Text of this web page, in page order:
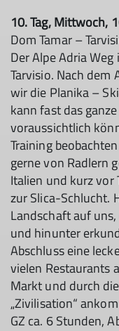
10. Tag, Mittwoch,
Dom Tamar –
Der Alpe Adria
Tarvisio. Nach dem
wir die Planika –
kann fast das
voraussichtlich
Training
gerne von Radlern
Italien und kurz vor
zur Slica-Schlucht.
Landschaft auf
und hinunter
Abschluss eine
vielen Restaurants
Markt und durch
„Zivilisation“
GZ ca. 6 Stunden,